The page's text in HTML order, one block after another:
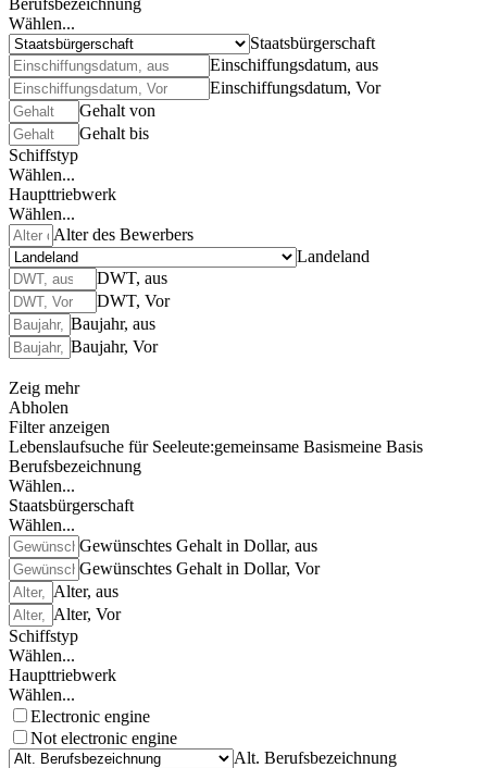
Berufsbezeichnung
Wählen...
Staatsbürgerschaft
Einschiffungsdatum, aus
Einschiffungsdatum, Vor
Gehalt von
Gehalt bis
Schiffstyp
Wählen...
Haupttriebwerk
Wählen...
Alter des Bewerbers
Landeland
DWT, aus
DWT, Vor
Baujahr, aus
Baujahr, Vor
Zeig mehr
Abholen
Filter anzeigen
Lebenslaufsuche für Seeleute:gemeinsame Basismeine Basis
Berufsbezeichnung
Wählen...
Staatsbürgerschaft
Wählen...
Gewünschtes Gehalt in Dollar, aus
Gewünschtes Gehalt in Dollar, Vor
Alter, aus
Alter, Vor
Schiffstyp
Wählen...
Haupttriebwerk
Wählen...
Electronic engine
Not electronic engine
Alt. Berufsbezeichnung